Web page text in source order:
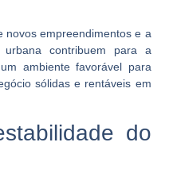
novos empreendimentos e a
urbana contribuem para a
ambiente favorável para
sólidas e rentáveis em
do